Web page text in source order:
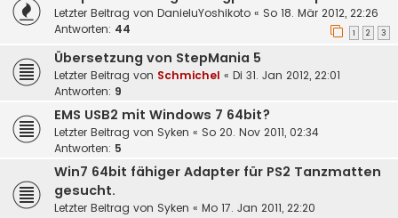
Letzter Beitrag von DanieluYoshikoto « So 18. Mär 2012, 22:26
Antworten: 44 1 2 3
Übersetzung von StepMania 5
Letzter Beitrag von Schmichel « Di 31. Jan 2012, 22:01
Antworten: 9
EMS USB2 mit Windows 7 64bit?
Letzter Beitrag von Syken « So 20. Nov 2011, 02:34
Antworten: 5
Win7 64bit fähiger Adapter für PS2 Tanzmatten
gesucht.
Letzter Beitrag von Syken « Mo 17. Jan 2011, 22:20